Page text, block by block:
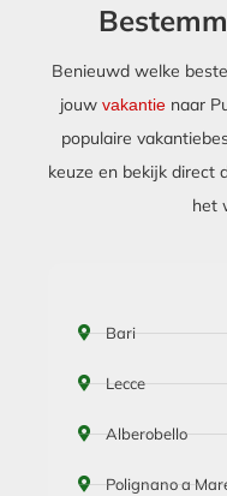
Benieuwd welke
jouw vakantienaar
populaire
keuze en bekijk direct
het
Bari
Lecce
Alberobello
Polignano a